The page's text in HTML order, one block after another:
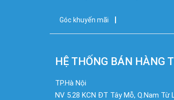
Góc khuyến mãi
HỆ THỐNG BÁN HÀNG
TP.Hà Nội
NV 5.28 KCN ĐT Tây Mỗ, Q.Nam Từ